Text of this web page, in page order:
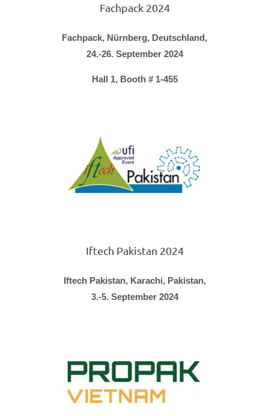
Fachpack 2024
Fachpack, Nürnberg, Deutschland,
24.-26. September 2024
Hall 1, Booth # 1-455
Iftech Pakistan 2024
Iftech Pakistan, Karachi, Pakistan,
3.-5. September 2024